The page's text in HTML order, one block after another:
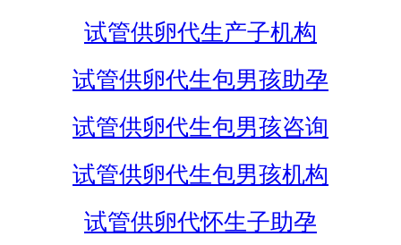
试管供卵代生产子机构
试管供卵代生包男孩助孕
试管供卵代生包男孩咨询
试管供卵代生包男孩机构
试管供卵代怀生子助孕